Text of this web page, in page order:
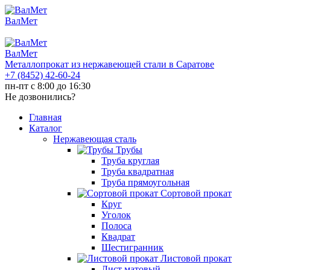
ВалМет
ВалМет
Металлопрокат из нержавеющей стали в Саратове
+7 (8452) 42-60-24
пн-пт с 8:00 до 16:30
Не дозвонились?
Главная
Каталог
Нержавеющая сталь
Трубы
Труба круглая
Труба квадратная
Труба прямоугольная
Сортовой прокат
Круг
Уголок
Полоса
Квадрат
Шестигранник
Листовой прокат